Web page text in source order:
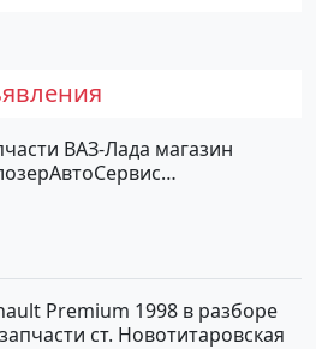
ВАЗ-Лада магазин
Premium 1998 в разборе
ст. Новотитаровская